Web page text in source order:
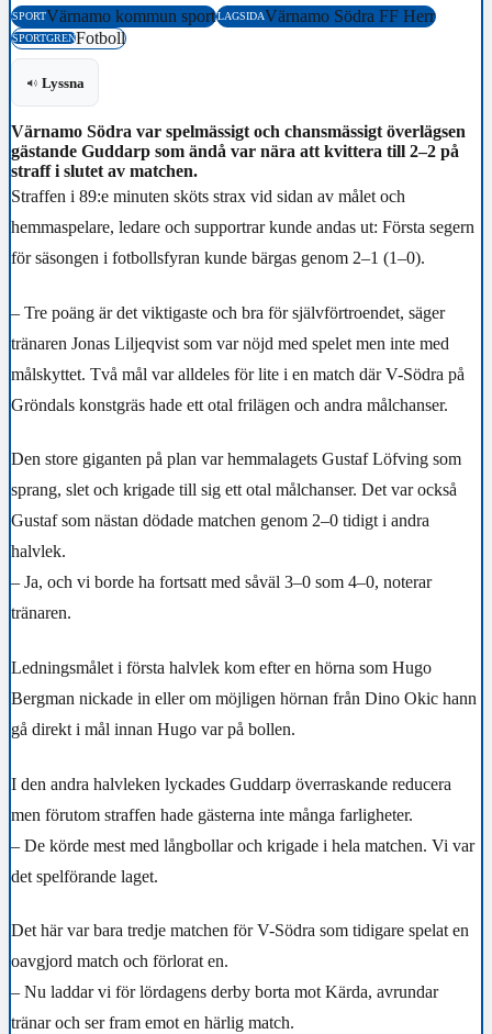
SPORTVärnamo kommun sportLAGSIDAVärnamo Södra FF Herr
SPORTGRENFotboll
Lyssna
Värnamo Södra var spelmässigt och chansmässigt överlägsen
gästande Guddarp som ändå var nära att kvittera till 2–2 på
straff i slutet av matchen.
Straffen i 89:e minuten sköts strax vid sidan av målet och
hemmaspelare, ledare och supportrar kunde andas ut: Första segern
för säsongen i fotbollsfyran kunde bärgas genom 2–1 (1–0).
– Tre poäng är det viktigaste och bra för självförtroendet, säger
tränaren Jonas Liljeqvist som var nöjd med spelet men inte med
målskyttet. Två mål var alldeles för lite i en match där V-Södra på
Gröndals konstgräs hade ett otal frilägen och andra målchanser.
Den store giganten på plan var hemmalagets Gustaf Löfving som
sprang, slet och krigade till sig ett otal målchanser. Det var också
Gustaf som nästan dödade matchen genom 2–0 tidigt i andra
halvlek.
– Ja, och vi borde ha fortsatt med såväl 3–0 som 4–0, noterar
tränaren.
Ledningsmålet i första halvlek kom efter en hörna som Hugo
Bergman nickade in eller om möjligen hörnan från Dino Okic hann
gå direkt i mål innan Hugo var på bollen.
I den andra halvleken lyckades Guddarp överraskande reducera
men förutom straffen hade gästerna inte många farligheter.
– De körde mest med långbollar och krigade i hela matchen. Vi var
det spelförande laget.
Det här var bara tredje matchen för V-Södra som tidigare spelat en
oavgjord match och förlorat en.
– Nu laddar vi för lördagens derby borta mot Kärda, avrundar
tränar och ser fram emot en härlig match.